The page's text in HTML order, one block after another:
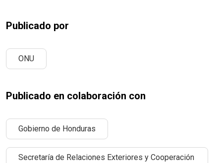
Publicado por
ONU
Publicado en colaboración con
Gobierno de Honduras
Secretaría de Relaciones Exteriores y Cooperación